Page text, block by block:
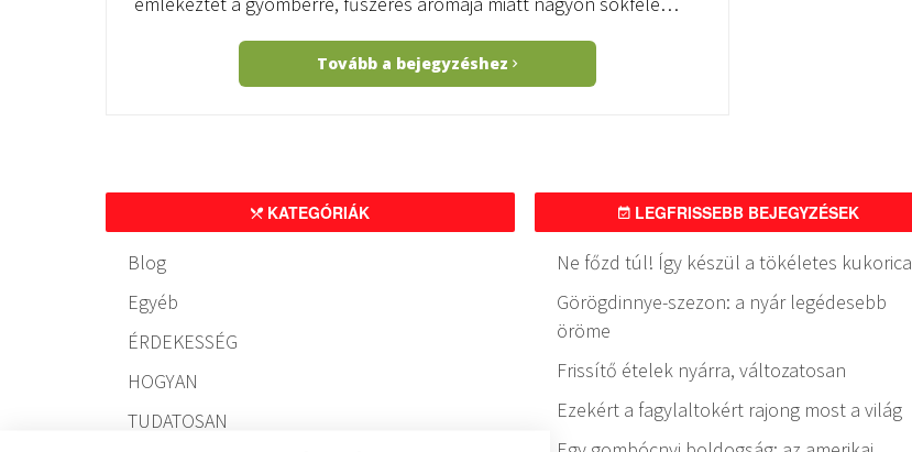
Tovább a bejegyzéshez
KATEGÓRIÁK
Blog
Egyéb
ÉRDEKESSÉG
HOGYAN
TUDATOSAN
LEGFRISSEBB BEJEGYZÉSEK
Ne főzd túl! Így készül a tökéletes kukorica
Görögdinnye-szezon: a nyár legédesebb
öröme
Frissítő ételek nyárra, változatosan
Ezekért a fagylaltokért rajong most a világ